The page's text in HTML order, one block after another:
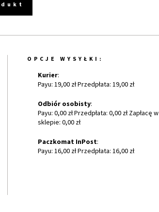
OPCJE WYSYŁKI:
Kurier:
Payu: 19,00 zł Przedpłata: 19,00 zł
Odbiór osobisty:
Payu: 0,00 zł Przedpłata: 0,00 zł Zapłacę w
sklepie: 0,00 zł
Paczkomat InPost:
Payu: 16,00 zł Przedpłata: 16,00 zł